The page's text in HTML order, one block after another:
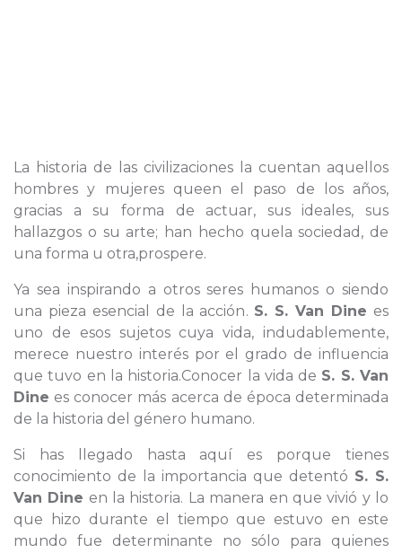
La historia de las civilizaciones la cuentan aquellos
hombres y mujeres queen el paso de los años,
gracias a su forma de actuar, sus ideales, sus
hallazgos o su arte; han hecho quela sociedad, de
una forma u otra,prospere.
Ya sea inspirando a otros seres humanos o siendo
una pieza esencial de la acción. S. S. Van Dine es
uno de esos sujetos cuya vida, indudablemente,
merece nuestro interés por el grado de influencia
que tuvo en la historia.Conocer la vida de S. S. Van
Dine es conocer más acerca de época determinada
de la historia del género humano.
Si has llegado hasta aquí es porque tienes
conocimiento de la importancia que detentó S. S.
Van Dine en la historia. La manera en que vivió y lo
que hizo durante el tiempo que estuvo en este
mundo fue determinante no sólo para quienes